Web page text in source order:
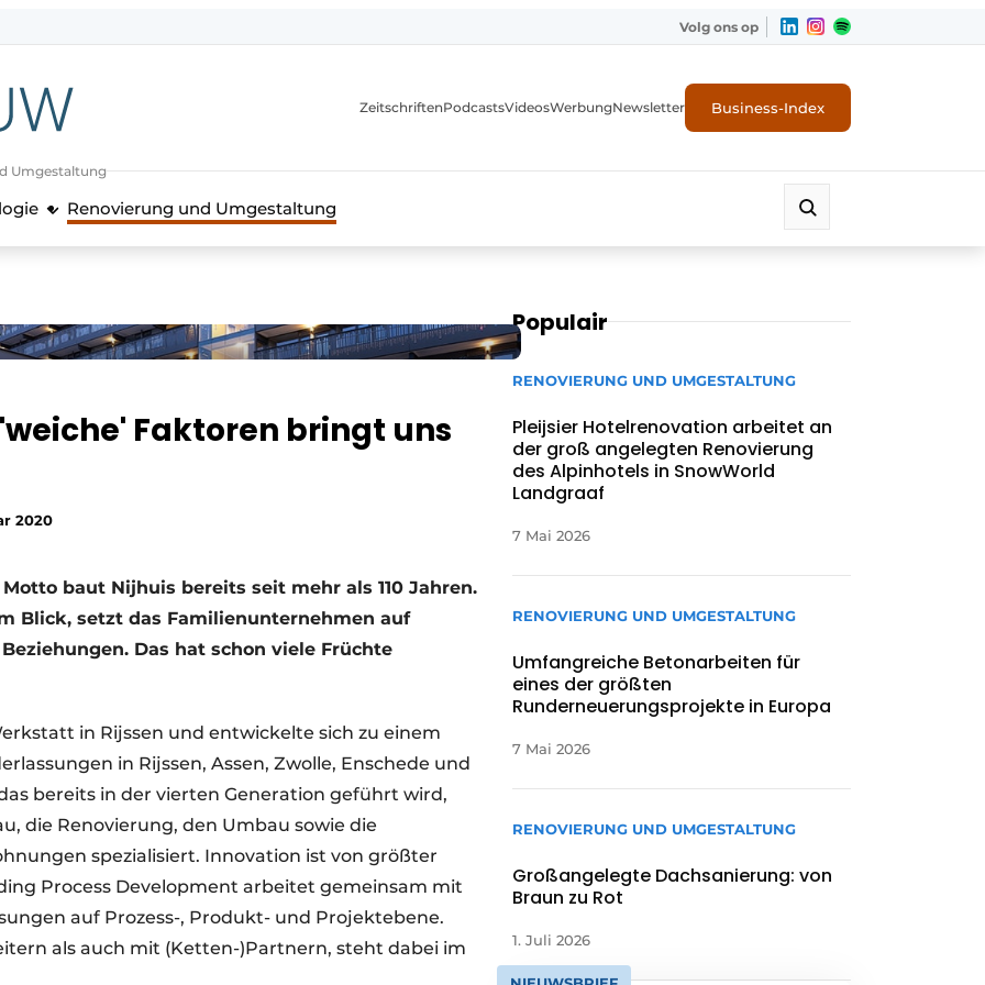
Volg ons op
Umgestaltung
ZeitschriftenPodcastsVideosWerbungNewsletter Business-Index
Renovierung und Umgestaltung
Faktoren bringt uns
2020
baut Nijhuis bereits seit mehr als 110 Jahren.
Blick, setzt das Familienunternehmen auf
Das hat schon viele Früchte
in Rijssen und entwickelte sich zu einem
in Rijssen, Assen, Zwolle, Enschede und
bereits in der vierten Generation geführt wird,
die Renovierung, den Umbau sowie die
spezialisiert. Innovation ist von größter
Process Development arbeitet gemeinsam mit
auf Prozess-, Produkt- und Projektebene.
als auch mit (Ketten-)Partnern, steht dabei im
Populair
RENOVIERUNG UND UMGESTALTUNG
Pleijsier Hotelrenovation arbeitet an
der groß angelegten Renovierung
des Alpinhotels in SnowWorld
Landgraaf
7 Mai 2026
RENOVIERUNG UND UMGESTALTUNG
Umfangreiche Betonarbeiten für
eines der größten
Runderneuerungsprojekte in Europa
7 Mai 2026
RENOVIERUNG UND UMGESTALTUNG
Großangelegte Dachsanierung: von
Braun zu Rot
1. Juli 2026